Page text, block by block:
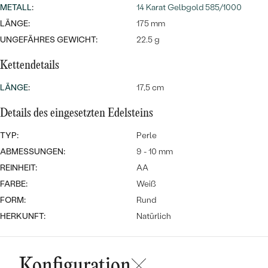
Meistverkaufte
Eheringe
ANSCHAUEN
MIT EDELSTEIN
NACH MATERIAL
GOLD
SILBER
EDELSTEINSCHMUCK
DIAMANTEN
PERSONALISIERT
SYMBOLISCH
MINIMALISTISCH
PREISWERTE
LUXURIÖSE
METALL:
14 Karat Gelbgold 585/1000
LÄNGE:
175 mm
UNGEFÄHRES GEWICHT:
22.5 g
Kettendetails
LÄNGE: 17,5 cm
Details des eingesetzten Edelsteins
TYP:
Perle
ABMESSUNGEN:
9 - 10 mm
REINHEIT:
AA
FARBE:
Weiß
FORM:
Rund
HERKUNFT:
Natürlich